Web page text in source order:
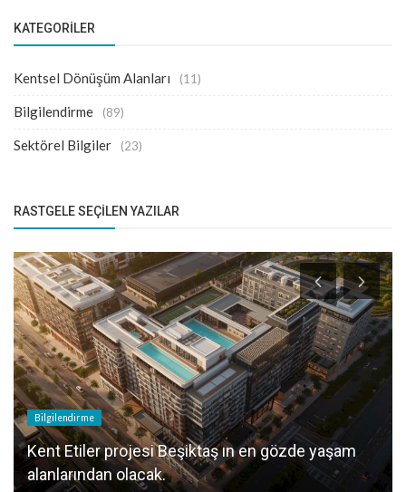
KATEGORILER
Kentsel Dönüşüm Alanları (11)
Bilgilendirme (89)
Sektörel Bilgiler (23)
RASTGELE SEÇILEN YAZILAR
Bilgilendirme
Kent Etiler projesi Beşiktaş ın en gözde yaşam
alanlarından olacak.